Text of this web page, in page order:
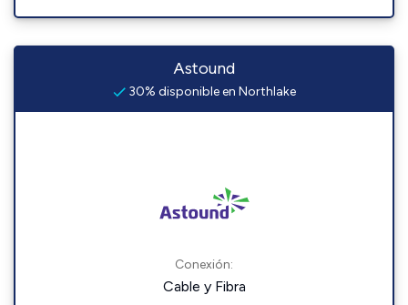
Astound
30% disponible en Northlake
Conexión:
Cable y Fibra